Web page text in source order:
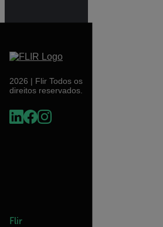
2026 | Flir Todos os
direitos reservados.
Flir